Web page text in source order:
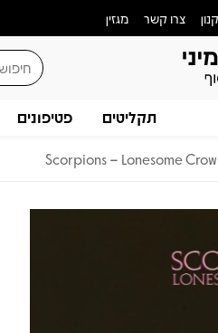
צרו קשר מגזין
תקליטים פטיפונים
Scorpions – Lonesome Crow